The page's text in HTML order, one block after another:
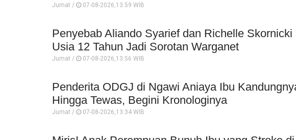
Jumat / 07-08-2026,13:59 WIB
Penyebab Aliando Syarief dan Richelle
Usia 12 Tahun Jadi Sorotan Warganet
Jumat / 07-08-2026,13:56 WIB
Penderita ODGJ di Ngawi Aniaya Ibu
Hingga Tewas, Begini Kronologinya
Jumat / 07-08-2026,13:34 WIB